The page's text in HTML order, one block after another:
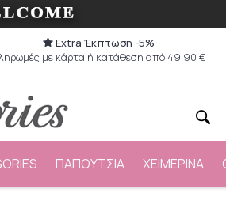
Extra Έκπτωση -5%
με κάρτα ή κατάθεση από 49,90 €
ΠΑΠΟΥΤΣΙΑ ΧΕΙΜΕΡΙΝΑ